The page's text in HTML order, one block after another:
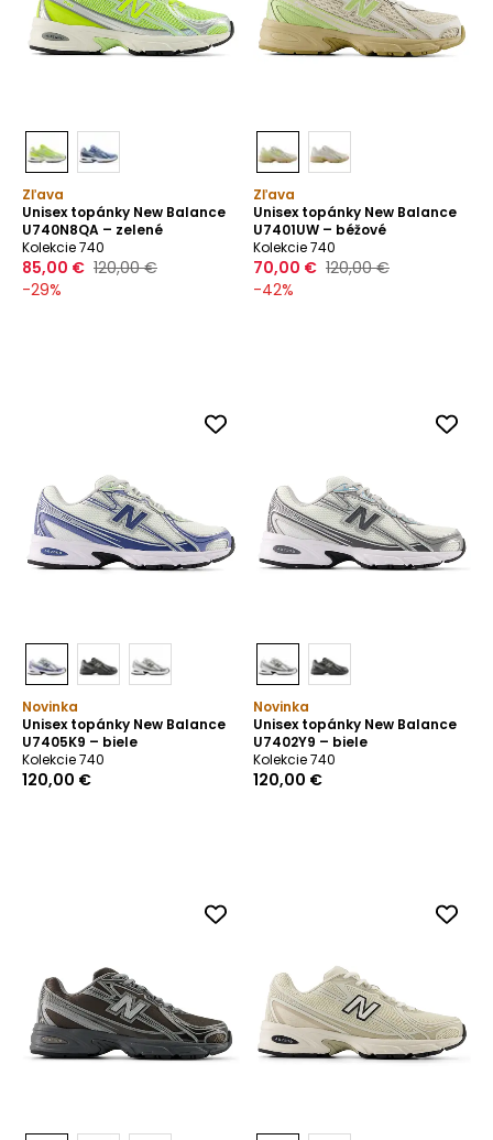
Zľava
Unisex topánky New Balance
U740N8QA – zelené
Kolekcie 740
85,00 € 120,00 €
-29%
Zľava
Unisex topánky New Balance
U7401UW – béžové
Kolekcie 740
70,00 € 120,00 €
-42%
Novinka
Unisex topánky New Balance
U7405K9 – biele
Kolekcie 740
120,00 €
Novinka
Unisex topánky New Balance
U7402Y9 – biele
Kolekcie 740
120,00 €